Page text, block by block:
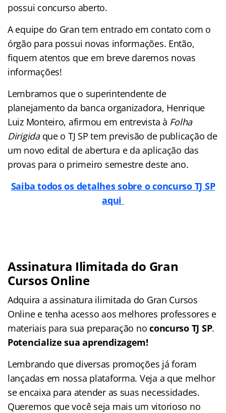
possui concurso aberto.
A equipe do Gran tem entrado em contato com o
órgão para possui novas informações. Então,
fiquem atentos que em breve daremos novas
informações!
Lembramos que o superintendente de
planejamento da banca organizadora, Henrique
Luiz Monteiro, afirmou em entrevista à Folha
Dirigidaque o TJ SP tem previsão de publicação de
um novo edital de abertura e da aplicação das
provas para o primeiro semestre deste ano.
Saiba todos os detalhes sobre o concurso TJ SP
aqui
Assinatura Ilimitada do Gran
Cursos Online
Adquira a assinatura ilimitada do Gran Cursos
Online e tenha acesso aos melhores professores e
materiais para sua preparação noconcurso TJ SP.
Potencialize sua aprendizagem!
Lembrando que diversas promoções já foram
lançadas em nossa plataforma. Veja a que melhor
se encaixa para atender as suas necessidades.
Queremos que você seja mais um vitorioso no